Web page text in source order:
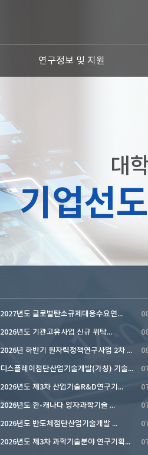
연구정보 및 지원
대
기업선
2027년도 글로벌탄소규제대응수요연...
2026년도 기관고유사업 신규 위탁...
2026년 하반기 원자력정책연구사업 2차 공고
디스플레이첨단산업기술개발(가칭) 기술수요조사
2026년도 제3차 산업기술R&D연구기...
2026년도 한-캐나다 양자과학기술 ...
2026년도 반도체첨단산업기술개발 ...
2026년도 제3차 과학기술분야 연구기획과제 공모